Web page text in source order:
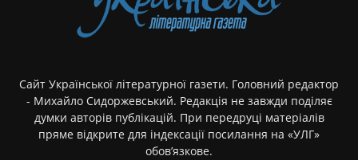
Сайт Української літературної газети. Головний редактор
- Михайло Сидоржевський. Редакція не завжди поділяє
думки авторів публікацій. При передруці матеріалів
пряме відкрите для індексації посилання на «УЛГ»
обов’язкове.